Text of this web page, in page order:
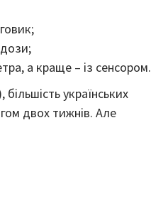
а краще – із сенсором.
українських
двох тижнів. Але